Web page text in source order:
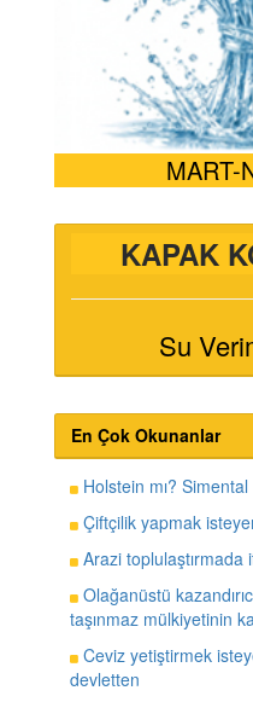
MART-
KAPAK
Su
En Çok Okunanlar
Holstein mı? Simental
Çiftçilik yapmak
Arazi toplulaştırmada
Olağanüstü
taşınmaz mülkiyetinin
Ceviz yetiştirmek
devletten